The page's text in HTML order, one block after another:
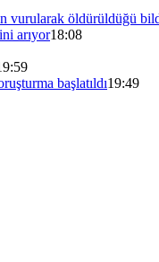
vurularak öldürüldüğü
arıyor18:08
başlatıldı19:49